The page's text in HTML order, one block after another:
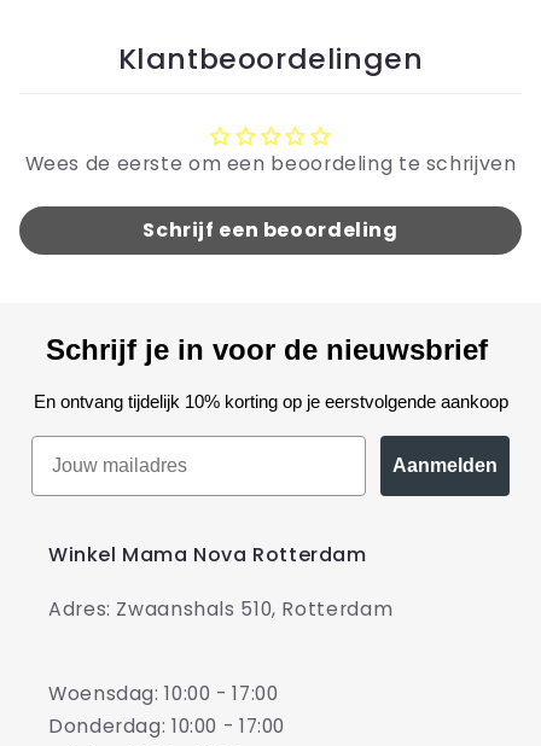
Klantbeoordelingen
Wees de eerste om een beoordeling te schrijven
Schrijf een beoordeling
Schrijf je in voor de nieuwsbrief
En ontvang tijdelijk 10% korting op je eerstvolgende aankoop
Aanmelden
Winkel Mama Nova Rotterdam
Adres: Zwaanshals 510, Rotterdam
Woensdag: 10:00 - 17:00
Donderdag: 10:00 - 17:00